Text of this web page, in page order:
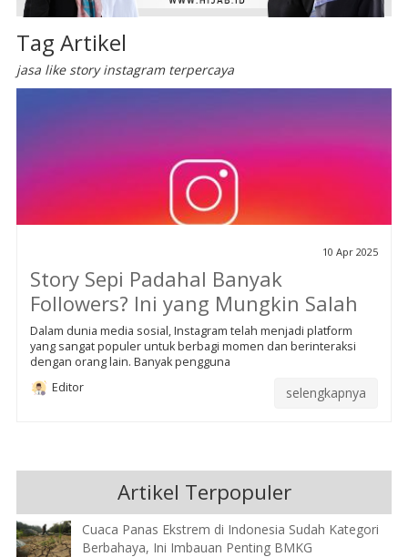
Tag Artikel
jasa like story instagram terpercaya
10 Apr 2025
Story Sepi Padahal Banyak
Followers? Ini yang Mungkin Salah
Dalam dunia media sosial, Instagram telah menjadi platform
yang sangat populer untuk berbagi momen dan berinteraksi
dengan orang lain. Banyak pengguna
Editor
selengkapnya
Artikel Terpopuler
Cuaca Panas Ekstrem di Indonesia Sudah Kategori
Berbahaya, Ini Imbauan Penting BMKG